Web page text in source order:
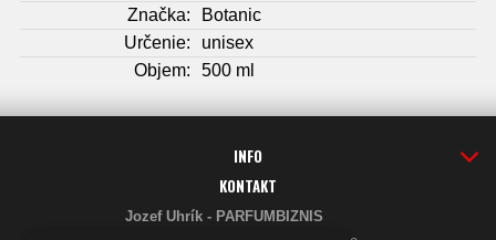
Značka:
Botanic
Určenie:
unisex
Objem:
500 ml
INFO
KONTAKT
Jozef Uhrík - PARFUMBIZNIS